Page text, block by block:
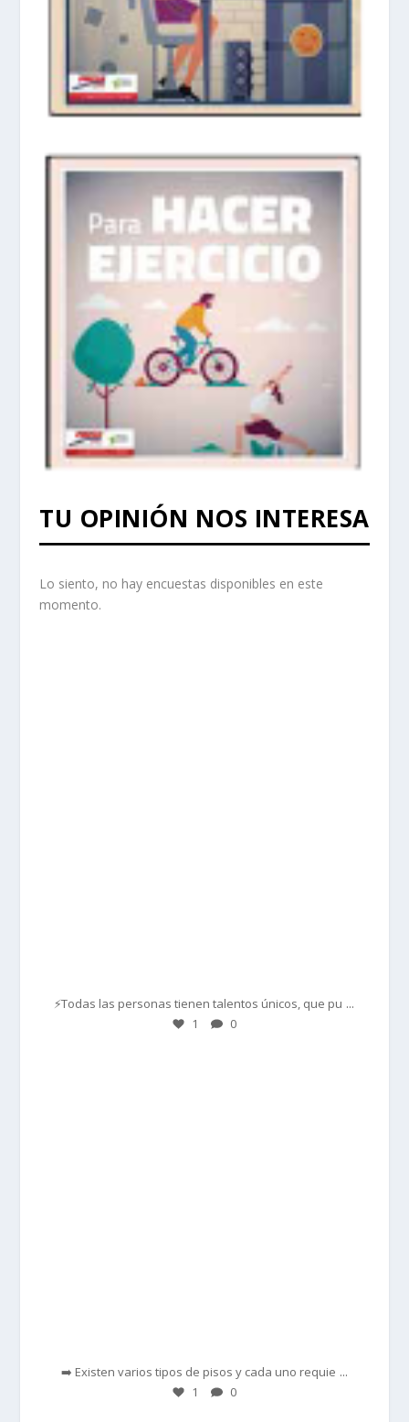
TU OPINIÓN NOS INTERESA
Lo siento, no hay encuestas disponibles en este
momento.
⚡Todas las personas tienen talentos únicos, que pu ...
1 0
➡️ Existen varios tipos de pisos y cada uno requie ...
1 0